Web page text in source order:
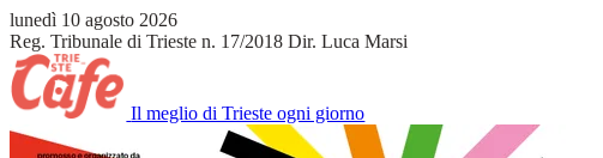
lunedì 10 agosto 2026
Reg. Tribunale di Trieste n. 17/2018 Dir. Luca Marsi
Il meglio di Trieste ogni giorno